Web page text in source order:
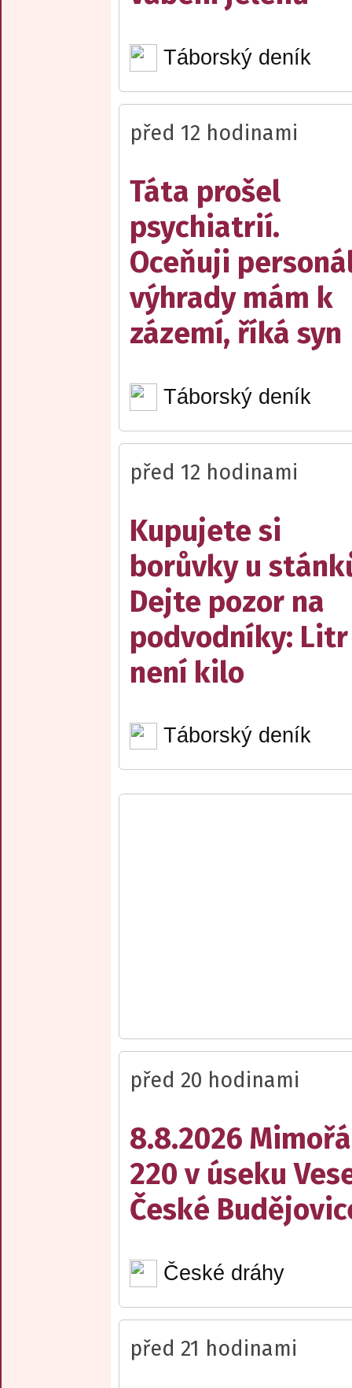
Táborský deník
před 12 hodinami
Táta prošel
psychiatrií.
Oceňuji
výhrady mám k
zázemí, říká syn
Táborský deník
před 12 hodinami
Kupujete si
borůvky u
Dejte pozor na
podvodníky: Litr
není kilo
Táborský deník
před 20 hodinami
8.8.2026
220 v úseku
České
České dráhy
před 21 hodinami